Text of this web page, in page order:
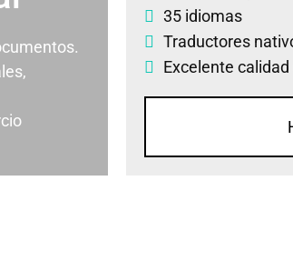
35 idiomas
Traductores
Excelente